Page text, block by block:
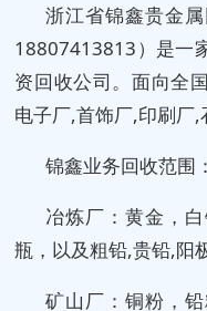
浙江省锦鑫贵金
18807413813）是一
资回收公司。面向全
电子厂,首饰厂,印刷厂,
锦鑫业务回收范围：
冶炼厂：黄金，
瓶，以及粗铅,贵铅,阳
矿山厂：铜粉，